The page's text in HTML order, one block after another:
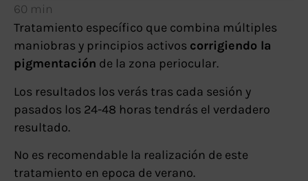
60 min
Tratamiento específico que combina múltiples
maniobras y principios activos corrigiendo la
pigmentación de la zona periocular.
Los resultados los verás tras cada sesión y
pasados los 24-48 horas tendrás el verdadero
resultado.
No es recomendable la realización de este
tratamiento en epoca de verano.